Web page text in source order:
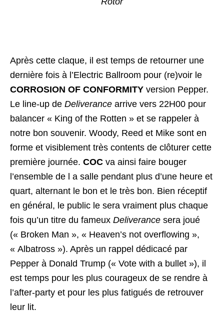
Après cette claque, il est temps de retourner une
dernière fois à l’Electric Ballroom pour (re)voir le
CORROSION OF CONFORMITY version Pepper.
Le line-up de Deliverance arrive vers 22H00 pour
balancer « King of the Rotten » et se rappeler à
notre bon souvenir. Woody, Reed et Mike sont en
forme et visiblement très contents de clôturer cette
première journée. COC va ainsi faire bouger
l’ensemble de l a salle pendant plus d’une heure et
quart, alternant le bon et le très bon. Bien réceptif
en général, le public le sera vraiment plus chaque
fois qu’un titre du fameux Deliverance sera joué
(« Broken Man », « Heaven’s not overflowing »,
« Albatross »). Après un rappel dédicacé par
Pepper à Donald Trump (« Vote with a bullet »), il
est temps pour les plus courageux de se rendre à
l’after-party et pour les plus fatigués de retrouver
leur lit.